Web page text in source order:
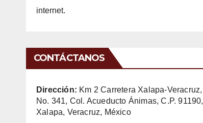
internet.
CONTÁCTANOS
Dirección: Km 2 Carretera Xalapa-Veracruz,
No. 341, Col. Acueducto Ánimas, C.P. 91190,
Xalapa, Veracruz, México